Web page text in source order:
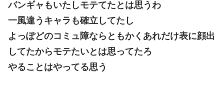
バンギャもいたしモテてたとは思うわ
一風違うキャラも確立してたし
よっぽどのコミュ障ならともかくあれだけ表に顔出
してたからモテたいとは思ってたろ
やることはやってる思う